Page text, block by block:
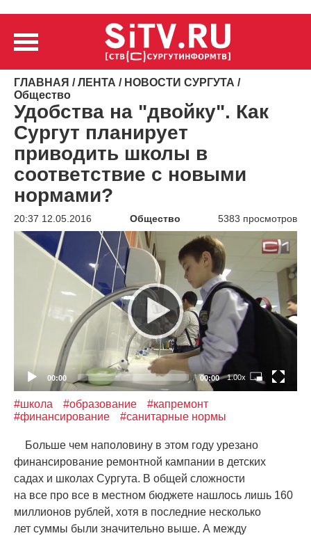
ГЛАВНАЯ /ЛЕНТА / НОВОСТИ СУРГУТА /
Общество
Удобства на "двойку". Как
Сургут планирует
приводить школы в
соответствие с новыми
нормами?
20:37 12.05.2016 Общество 5383 просмотров
Видеоплеер
00:00 00:00 1.00x
#школа #образование
#капремонт
#финансирование
#санитарные нормы
Больше чем наполовину в этом году урезано
финансирование ремонтной кампании в детских
садах и школах Сургута. В общей сложности
на все про все в местном бюджете нашлось лишь 160
миллионов рублей, хотя в последние несколько
лет суммы были значительно выше. А между